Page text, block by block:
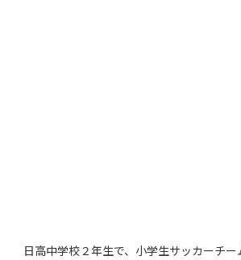
日高中学校２年生で、小学生サッカーチー